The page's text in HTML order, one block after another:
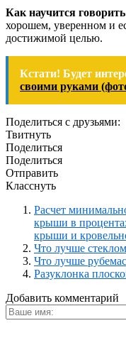
Как научится
хорошем, уверенном и
достижимой целью.
Кстати! Будет
своими руками
Поделиться с друзьями:
Твитнуть
Поделиться
Поделиться
Отправить
Класснуть
Расчет
крыши в
крыши и
Что лучше
Что лучше
Разуклонка
Добавить комментарий